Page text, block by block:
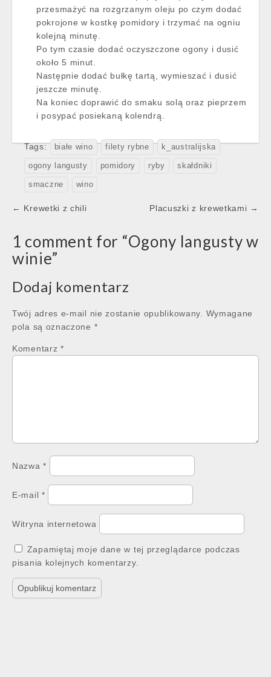
przesmażyć na rozgrzanym oleju po czym dodać
pokrojone w kostkę pomidory i trzymać na ogniu
kolejną minutę.
Po tym czasie dodać oczyszczone ogony i dusić
około 5 minut.
Następnie dodać bułkę tartą, wymieszać i dusić
jeszcze minutę.
Na koniec doprawić do smaku solą oraz pieprzem
i posypać posiekaną kolendrą.
Tags: białe wino filety rybne k_australijska
ogony langusty pomidory ryby skałdniki
smaczne wino
Post
← Krewetki z chili Placuszki z krewetkami →
1 comment for “Ogony langusty w
winie”
Dodaj komentarz
Twój adres e-mail nie zostanie opublikowany.
Wymagane
pola są oznaczone *
Komentarz *
Nazwa*
E-mail *
Witryna internetowa
Zapamiętaj moje dane w tej przeglądarce podczas
pisania kolejnych komentarzy.